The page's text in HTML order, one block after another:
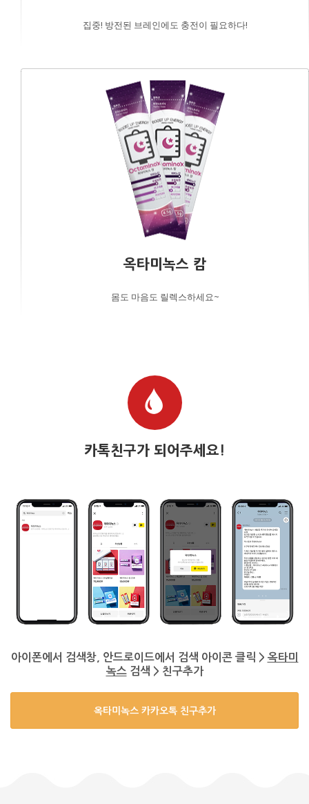
집중! 방전된 브레인에도 충전이 필요하다!
옥타미녹스 캄
몸도 마음도 릴렉스하세요~
카톡친구가 되어주세요!
아이폰에서 검색창, 안드로이드에서 검색 아이콘 클릭 > 옥타미
녹스검색 > 친구추가
옥타미녹스 카카오톡 친구추가